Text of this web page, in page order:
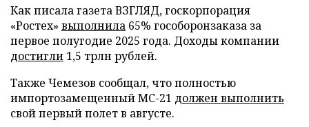
Как писала газета ВЗГЛЯД, госкорпорация
«Ростех» выполнила 65% гособоронзаказа за
первое полугодие 2025 года. Доходы компании
достигли 1,5 трлн рублей.
Также Чемезов сообщал, что полностью
импортозамещенный МС-21 должен выполнить
свой первый полет в августе.